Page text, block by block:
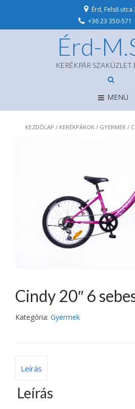
Érd, Felső utca
+36 23 350-571
Érd-
KERÉKPÁR SZAKÜZLET
MENÜ
KEZDŐLAP / KERÉKPÁROK / GYERMEK /
Cindy 20″ 6
Kategória: Gyermek
Leírás
Leírás